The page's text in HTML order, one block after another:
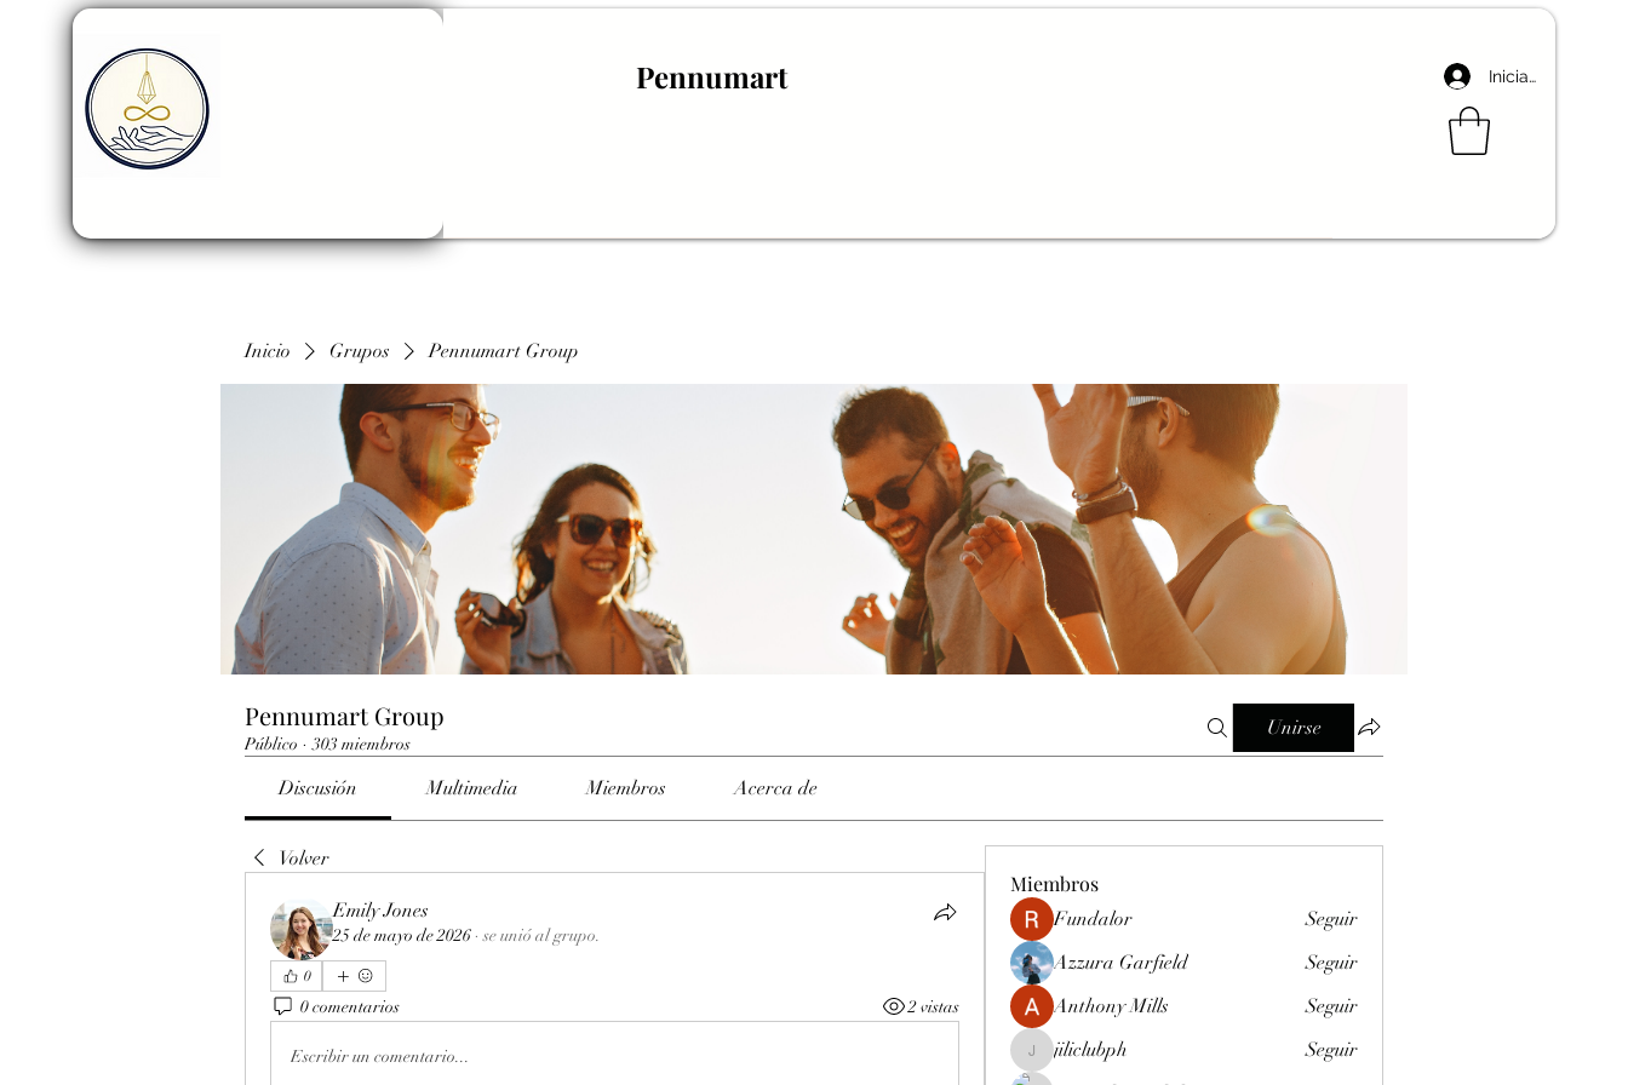
Pennumart Iniciar sesión
Inicio Grupos Pennumart Group
Pennumart Group
Público · 303 miembros
Unirse
Discusión Multimedia Miembros Acerca de
Volver
Emily Jones
25 de mayo de 2026 ·se unió al grupo.
0
0 comentarios 2 vistas
Escribir un comentario...
Miembros
Fundalor
Seguir
Azzura Garfield
Seguir
Anthony Mills
Seguir
jiliclubph
jiliclubph
Seguir